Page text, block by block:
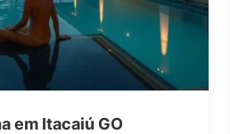
em Itacaiú GO